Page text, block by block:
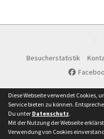
Besucherstatistik
Diese Webseite verwendet Cookies,
Service bieten zu können.
Du unter Datenschutz.
Mit der Nutzung der Webseite
Verwendung von Cookies